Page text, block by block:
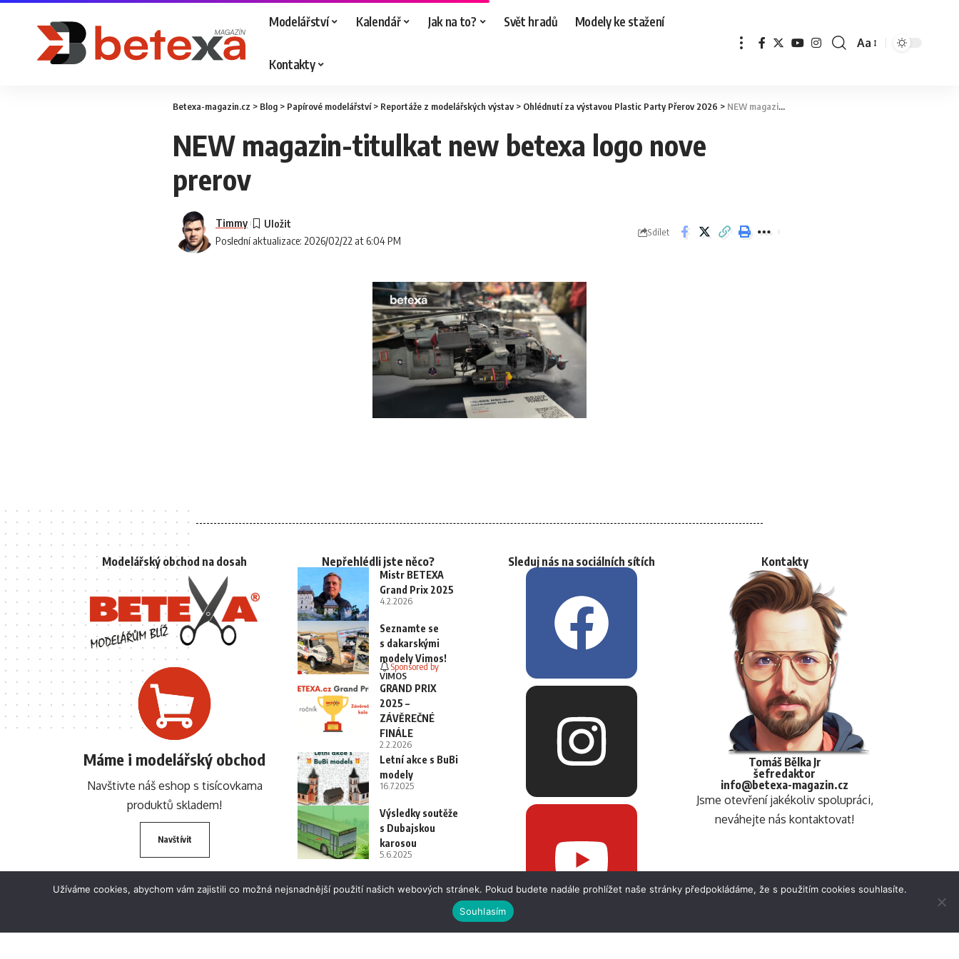
Modelářství Kalendář Jak na to? Svět hradů Modely ke stažení
Kontakty
Aa
Betexa-magazin.cz > Blog > Papírové modelářství> Reportáže z modelářských výstav> Ohlédnutí za výstavou Plastic Party Přerov 2026 > NEW magazin-titulkat new betexa logo nove prerov
NEW magazin-titulkat new betexa logo nove
prerov
Poslední aktualizace: 2026/02/22 at 6:04 PM
Timmy
Sdílet
Modelářský obchod na dosah
Máme i modelářský obchod
Navštivte náš eshop s tisícovkama
produktů skladem!
Navštívit
Nepřehlédli jste něco?
Mistr BETEXA
Grand Prix 2025
4.2.2026
Seznamte se
s dakarskými
modely Vimos!
Sponsored by
VIMOS
GRAND PRIX
2025 –
ZÁVĚREČNÉ
FINÁLE
2.2.2026
Letní akce s BuBi
modely
16.7.2025
Výsledky soutěže
s Dubajskou
karosou
5.6.2025
Sleduj nás na sociálních sítích Kontakty
Tomáš Bělka Jr
šefredaktor
info@betexa-magazin.cz
Jsme otevření jakékoliv spolupráci,
neváhejte nás kontaktovat!
Užíváme cookies, abychom vám zajistili co možná nejsnadnější použití našich webových stránek. Pokud budete nadále prohlížet naše stránky předpokládáme, že s použitím cookies souhlasíte.
Souhlasím